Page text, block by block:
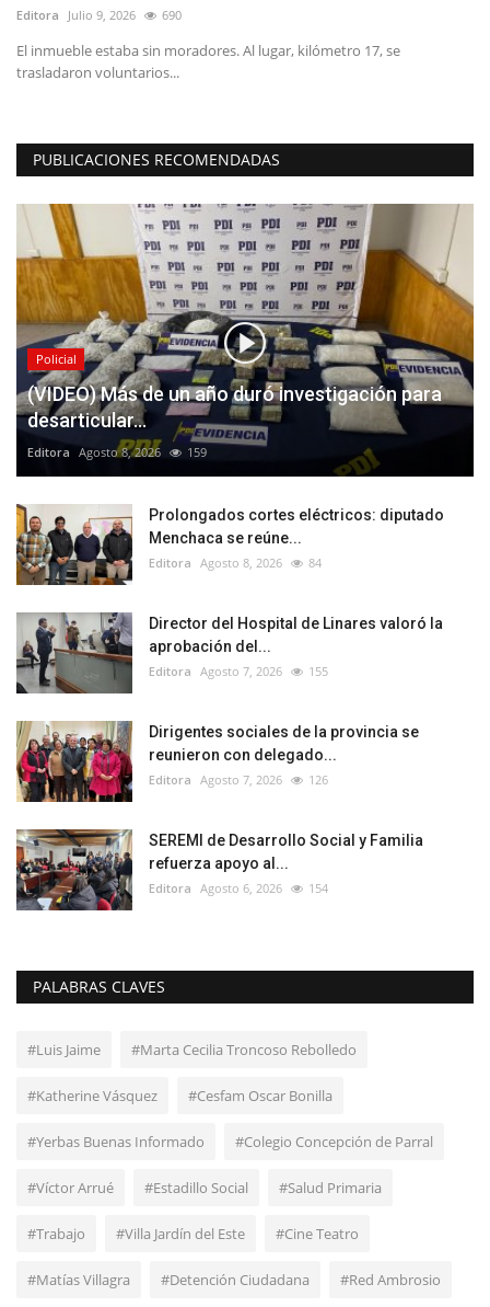
Editora Julio 9, 2026 690
El inmueble estaba sin moradores. Al lugar, kilómetro 17, se
trasladaron voluntarios...
PUBLICACIONES RECOMENDADAS
Policial
(VIDEO) Más de un año duró investigación para
desarticular...
Editora Agosto 8, 2026 159
Prolongados cortes eléctricos: diputado
Menchaca se reúne...
Editora Agosto 8, 2026 84
Director del Hospital de Linares valoró la
aprobación del...
Editora Agosto 7, 2026 155
Dirigentes sociales de la provincia se
reunieron con delegado...
Editora Agosto 7, 2026 126
SEREMI de Desarrollo Social y Familia
refuerza apoyo al...
Editora Agosto 6, 2026 154
PALABRAS CLAVES
#Luis Jaime #Marta Cecilia Troncoso Rebolledo
#Katherine Vásquez #Cesfam Oscar Bonilla
#Yerbas Buenas Informado #Colegio Concepción de Parral
#Víctor Arrué #Estadillo Social #Salud Primaria
#Trabajo #Villa Jardín del Este #Cine Teatro
#Matías Villagra #Detención Ciudadana #Red Ambrosio